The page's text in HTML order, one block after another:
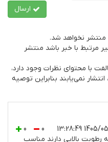
ارسال
منتشر نخواهد شد.
مرتبط با خبر باشد منتشر
با محتوای نظرات وجود دارد،
نمی‌یابند بنابراین توصيه
1405/05/03
0
0
بالایی دارند مناسب